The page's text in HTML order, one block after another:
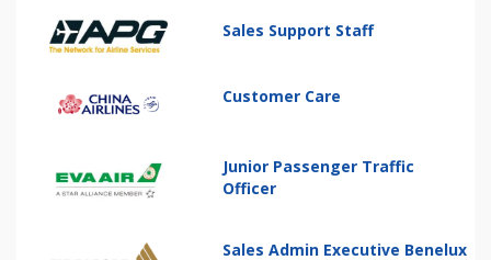
Sales Support Staff
Customer Care
Junior Passenger Traffic
Officer
Sales Admin Executive Benelux